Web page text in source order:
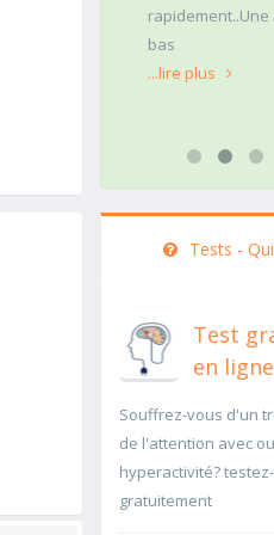
bas
...lire plus
Tests -
Test
en ligne
Souffrez-vous d'un
de l'attention avec
hyperactivité?
gratuitement